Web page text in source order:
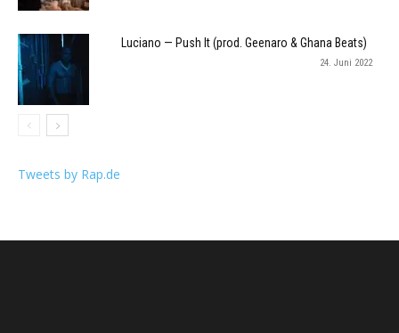
Luciano — Push It (prod. Geenaro & Ghana Beats)
24. Juni 2022
Tweets by Rap.de